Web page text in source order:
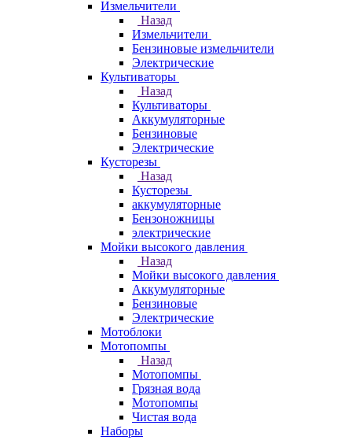
Измельчители
Назад
Измельчители
Бензиновые измельчители
Электрические
Культиваторы
Назад
Культиваторы
Аккумуляторные
Бензиновые
Электрические
Кусторезы
Назад
Кусторезы
аккумуляторные
Бензоножницы
электрические
Мойки высокого давления
Назад
Мойки высокого давления
Аккумуляторные
Бензиновые
Электрические
Мотоблоки
Мотопомпы
Назад
Мотопомпы
Грязная вода
Мотопомпы
Чистая вода
Наборы